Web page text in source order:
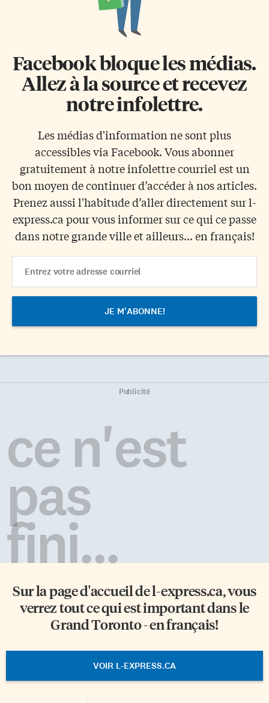
Facebook bloque les médias.
Allez à la source et recevez
notre infolettre.
Les médias d'information ne sont plus
accessibles via Facebook. Vous abonner
gratuitement à notre infolettre courriel est un
bon moyen de continuer d’accéder à nos articles.
Prenez aussi l'habitude d’aller directement sur l-
express.ca pour vous informer sur ce qui ce passe
dans notre grande ville et ailleurs... en français!
Address
Publicité
ce n'est
pas
fini...
Sur la page d'accueil del-express.ca, vous
verrez tout ce qui est important dans le
Grand Toronto - en français!
VOIR L-EXPRESS.CA